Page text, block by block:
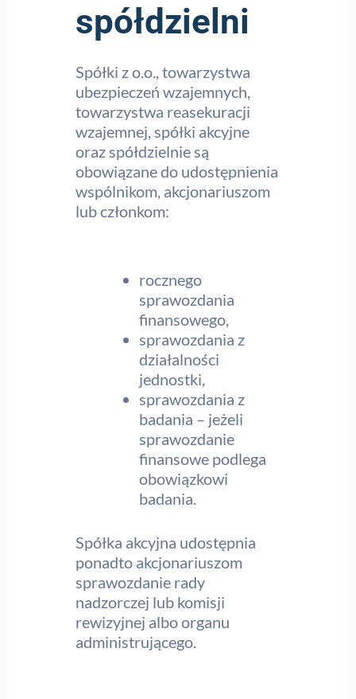
spółdzielni
Spółki z o.o., towarzystwa
ubezpieczeń wzajemnych,
towarzystwa reasekuracji
wzajemnej, spółki akcyjne
oraz spółdzielnie są
obowiązane do udostępnienia
wspólnikom, akcjonariuszom
lub członkom:
rocznego
sprawozdania
finansowego,
sprawozdania z
działalności
jednostki,
sprawozdania z
badania – jeżeli
sprawozdanie
finansowe podlega
obowiązkowi
badania.
Spółka akcyjna udostępnia
ponadto akcjonariuszom
sprawozdanie rady
nadzorczej lub komisji
rewizyjnej albo organu
administrującego.